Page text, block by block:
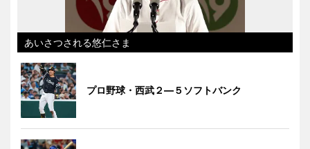
あいさつされる悠仁さま
プロ野球・西武２―５ソフトバンク